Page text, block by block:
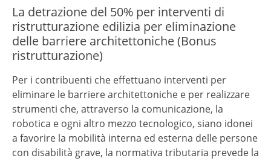
La detrazione del 50% per interventi di
ristrutturazione edilizia per eliminazione
delle barriere architettoniche (Bonus
ristrutturazione)
Per i contribuenti che effettuano interventi per
eliminare le barriere architettoniche e per realizzare
strumenti che, attraverso la comunicazione, la
robotica e ogni altro mezzo tecnologico, siano idonei
a favorire la mobilità interna ed esterna delle persone
con disabilità grave, la normativa tributaria prevede la